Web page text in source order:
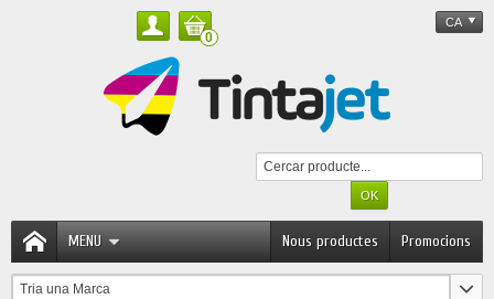
0
CA
MENU Promocions
Nous productes
Tria una Marca